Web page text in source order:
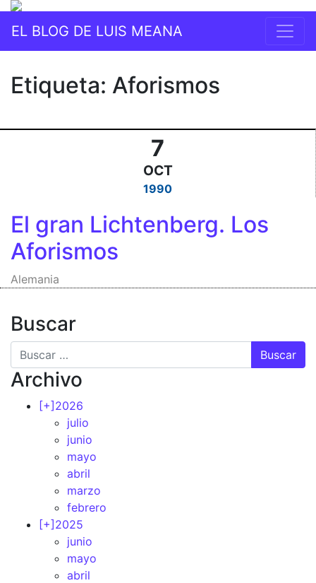
EL BLOG DE LUIS MEANA
Etiqueta: Aforismos
7
OCT
1990
El gran Lichtenberg. Los
Aforismos
Alemania
Buscar
Buscar
Archivo
[+] 2026
julio
junio
mayo
abril
marzo
febrero
[+] 2025
junio
mayo
abril